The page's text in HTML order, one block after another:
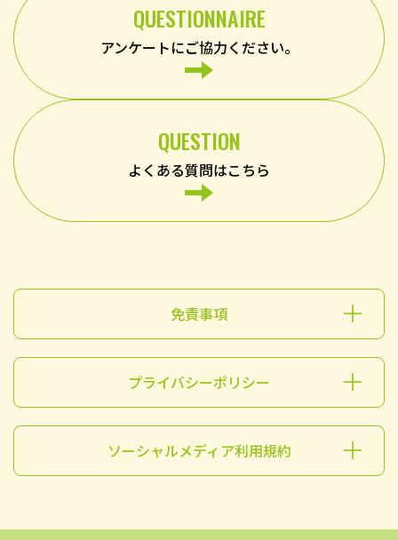
QUESTIONNAIRE
アンケートにご協力ください。
QUESTION
よくある質問はこちら
免責事項
プライバシーポリシー
ソーシャルメディア利用規約